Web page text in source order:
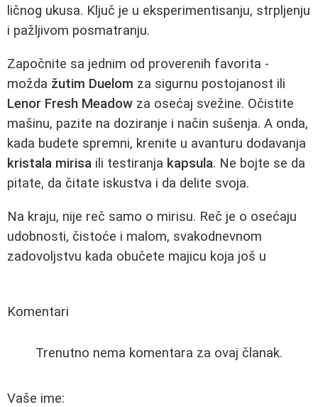
ličnog ukusa. Ključ je u eksperimentisanju, strpljenju
i pažljivom posmatranju.
Započnite sa jednim od proverenih favorita -
možda žutim Duelom za sigurnu postojanost ili
Lenor Fresh Meadow za osećaj svežine. Očistite
mašinu, pazite na doziranje i način sušenja. A onda,
kada budete spremni, krenite u avanturu dodavanja
kristala mirisa ili testiranja kapsula. Ne bojte se da
pitate, da čitate iskustva i da delite svoja.
Na kraju, nije reč samo o mirisu. Reč je o osećaju
udobnosti, čistoće i malom, svakodnevnom
zadovoljstvu kada obučete majicu koja još u
Komentari
Trenutno nema komentara za ovaj članak.
Vaše ime: